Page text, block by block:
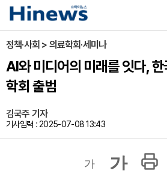
정책·사회 > 의료학회·세미나
AI와 미디어의 미래를 잇다,
학회 출범
김국주 기자
기사입력 : 2025-07-08 13:43
가 가